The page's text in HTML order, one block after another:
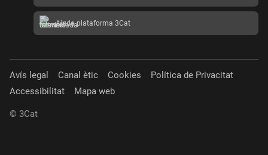
Ajuda plataforma 3Cat
Avís legal Canal ètic Cookies
Política de Privacitat
Accessibilitat
Mapa web
© 3Cat